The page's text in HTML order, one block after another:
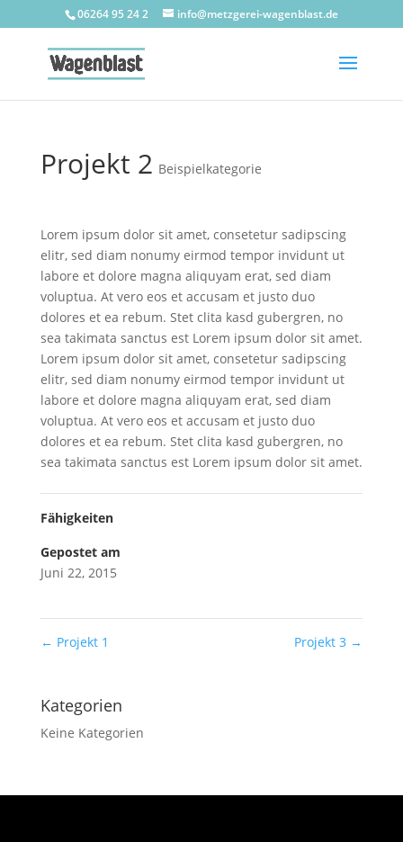
06264 95 24 2 info@metzgerei-wagenblast.de
Projekt 2 Beispielkategorie
Lorem ipsum dolor sit amet, consetetur sadipscing
elitr, sed diam nonumy eirmod tempor invidunt ut
labore et dolore magna aliquyam erat, sed diam
voluptua. At vero eos et accusam et justo duo
dolores et ea rebum. Stet clita kasd gubergren, no
sea takimata sanctus est Lorem ipsum dolor sit amet.
Lorem ipsum dolor sit amet, consetetur sadipscing
elitr, sed diam nonumy eirmod tempor invidunt ut
labore et dolore magna aliquyam erat, sed diam
voluptua. At vero eos et accusam et justo duo
dolores et ea rebum. Stet clita kasd gubergren, no
sea takimata sanctus est Lorem ipsum dolor sit amet.
Fähigkeiten
Gepostet am
Juni 22, 2015
← Projekt 1 Projekt 3 →
Kategorien
Keine Kategorien